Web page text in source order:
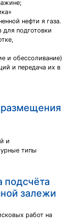
нефти я газа.
для подготовки
и обессоливание)
и передача их в
размещения
и
типы
подсчёта
залежи
работ на